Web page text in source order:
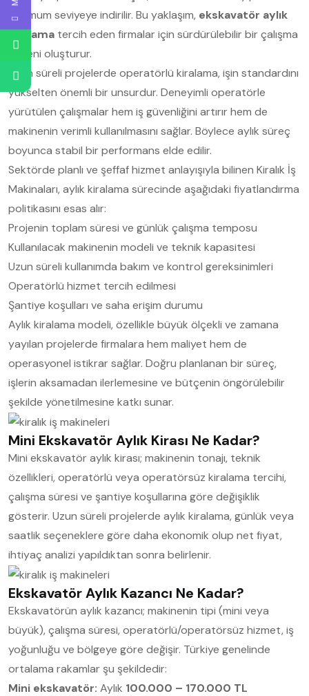
minimum seviyeye indirilir. Bu yaklaşım, ekskavatör aylık
kiralama tercih eden firmalar için sürdürülebilir bir çalışma
düzeni oluşturur.
Uzun süreli projelerde operatörlü kiralama, işin standardını
yükselten önemli bir unsurdur. Deneyimli operatörle
yürütülen çalışmalar hem iş güvenliğini artırır hem de
makinenin verimli kullanılmasını sağlar. Böylece aylık süreç
boyunca stabil bir performans elde edilir.
Sektörde planlı ve şeffaf hizmet anlayışıyla bilinen Kiralık İş
Makinaları, aylık kiralama sürecinde aşağıdaki fiyatlandırma
politikasını esas alır:
Projenin toplam süresi ve günlük çalışma temposu
Kullanılacak makinenin modeli ve teknik kapasitesi
Uzun süreli kullanımda bakım ve kontrol gereksinimleri
Operatörlü hizmet tercih edilmesi
Şantiye koşulları ve saha erişim durumu
Aylık kiralama modeli, özellikle büyük ölçekli ve zamana
yayılan projelerde firmalara hem maliyet hem de
operasyonel istikrar sağlar. Doğru planlanan bir süreç,
işlerin aksamadan ilerlemesine ve bütçenin öngörülebilir
şekilde yönetilmesine katkı sunar.
Mini Ekskavatör Aylık Kirası Ne Kadar?
Mini ekskavatör aylık kirası; makinenin tonajı, teknik
özellikleri, operatörlü veya operatörsüz kiralama tercihi,
çalışma süresi ve şantiye koşullarına göre değişiklik
gösterir. Uzun süreli projelerde aylık kiralama, günlük veya
saatlik seçeneklere göre daha ekonomik olup net fiyat,
ihtiyaç analizi yapıldıktan sonra belirlenir.
Ekskavatör Aylık Kazancı Ne Kadar?
Ekskavatörün aylık kazancı; makinenin tipi (mini veya
büyük), çalışma süresi, operatörlü/operatörsüz hizmet, iş
yoğunluğu ve bölgeye göre değişir. Türkiye genelinde
ortalama rakamlar şu şekildedir:
Mini ekskavatör: Aylık 100.000 – 170.000 TL